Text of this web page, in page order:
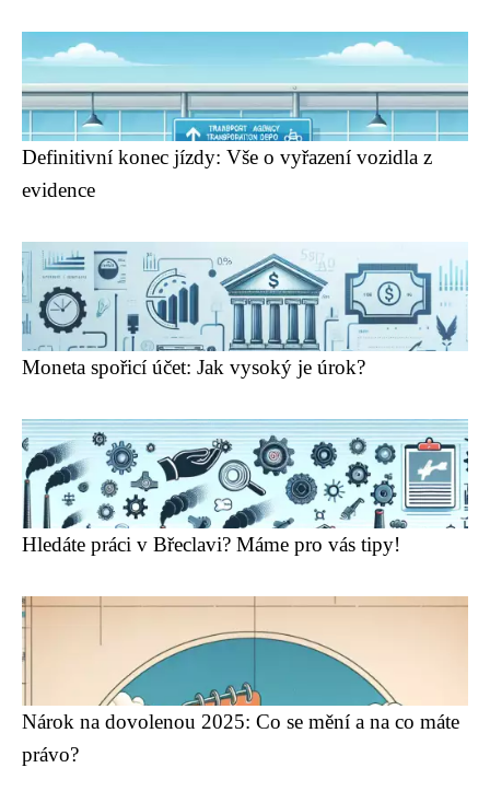
Definitivní konec jízdy: Vše o vyřazení vozidla z
evidence
Moneta spořicí účet: Jak vysoký je úrok?
Hledáte práci v Břeclavi? Máme pro vás tipy!
Nárok na dovolenou 2025: Co se mění a na co máte
právo?